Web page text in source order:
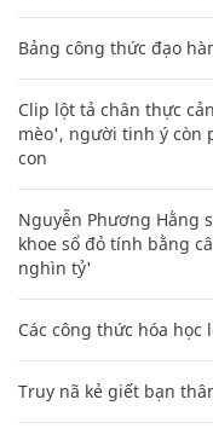
Bảng công thức đạo
Clip lột tả chân thực
mèo', người tinh ý còn
con
Nguyễn Phương Hằng
khoe sổ đỏ tính bằng
nghìn tỷ'
Các công thức hóa
Truy nã kẻ giết bạn